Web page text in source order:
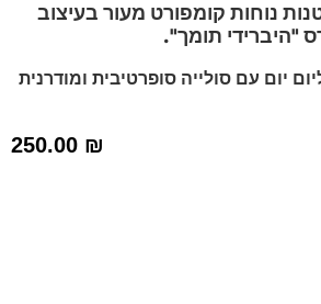
נוחות קומפורט מעור בעיצוב
"היברידי תומך".
יום עם סולייה סופרטיבית ומודרנית
כמעט ובלתי נראית לעין.
שלנו ולהחליף עם המדרס שלכם.
וסופגות זיעה.
כאן
250.00 ₪